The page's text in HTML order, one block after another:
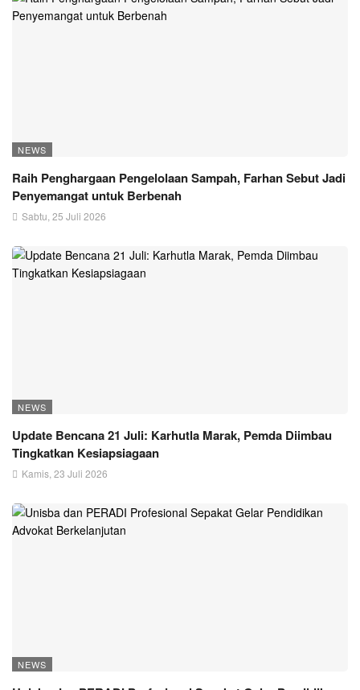
NEWS
Raih Penghargaan Pengelolaan Sampah, Farhan Sebut Jadi
Penyemangat untuk Berbenah
Sabtu, 25 Juli 2026
NEWS
Update Bencana 21 Juli: Karhutla Marak, Pemda Diimbau
Tingkatkan Kesiapsiagaan
Kamis, 23 Juli 2026
NEWS